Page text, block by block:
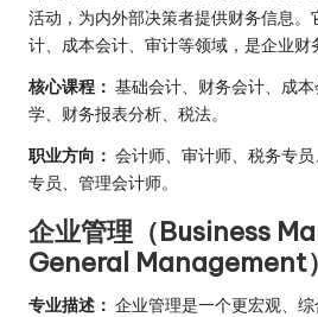
活动，为内外部决策者提供财务信息
计、成本会计、审计等领域，是企业财
核心课程： 基础会计、财务会计、成
学、财务报表分析、税法。
职业方向： 会计师、审计师、税务专
专员、管理会计师。
企业管理（Business
General Management）
专业描述： 企业管理是一个更宏观、